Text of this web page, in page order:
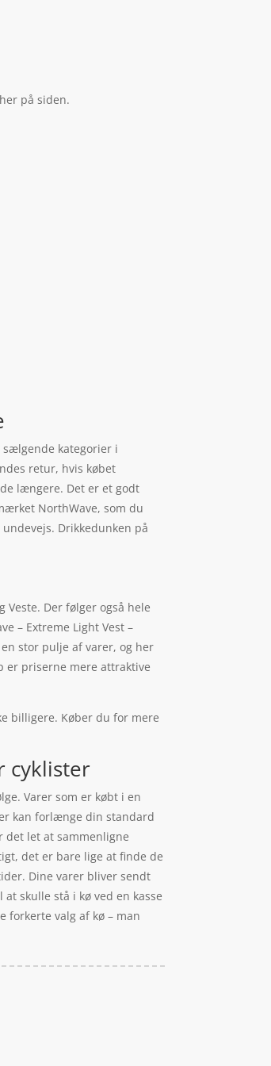
på siden.
sælgende kategorier i
retur, hvis købet
længere. Det er et godt
NorthWave, som du
Drikkedunken på
Veste. Der følger også hele
– Extreme Light Vest –
stor pulje af varer, og her
er priserne mere attraktive
billigere. Køber du for mere
cyklister
Varer som er købt i en
kan forlænge din standard
det let at sammenligne
det er bare lige at finde de
Dine varer bliver sendt
skulle stå i kø ved en kasse
forkerte valg af kø – man